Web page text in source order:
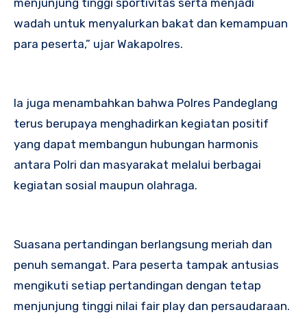
menjunjung tinggi sportivitas serta menjadi
wadah untuk menyalurkan bakat dan kemampuan
para peserta,” ujar Wakapolres.
Ia juga menambahkan bahwa Polres Pandeglang
terus berupaya menghadirkan kegiatan positif
yang dapat membangun hubungan harmonis
antara Polri dan masyarakat melalui berbagai
kegiatan sosial maupun olahraga.
Suasana pertandingan berlangsung meriah dan
penuh semangat. Para peserta tampak antusias
mengikuti setiap pertandingan dengan tetap
menjunjung tinggi nilai fair play dan persaudaraan.